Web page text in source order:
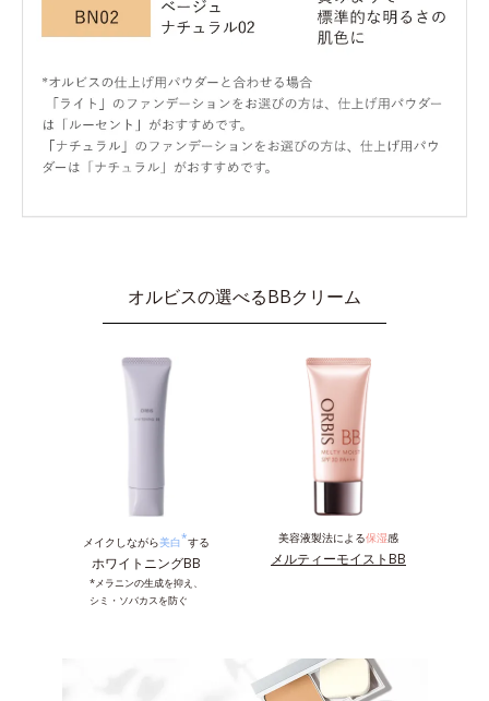
オルビスの選べるBBクリーム
メイクしながら美白*する
ホワイトニングBB
*メラニンの生成を抑え、
シミ・ソバカスを防ぐ
美容液製法による保湿感
メルティーモイストBB